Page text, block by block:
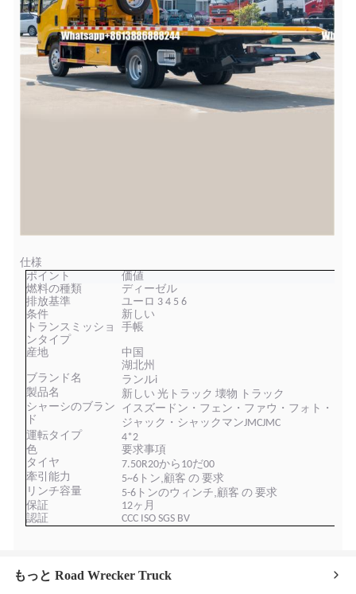
仕様
ポイント
価値
燃料の種類
ディーゼル
排放基準
ユーロ 3 4 5 6
条件
新しい
トランスミッショ
ンタイプ
手帳
産地
中国
湖北州
ブランド名
ランルi
製品名
新しい 光 トラック 壊物 トラック
シャーシのブラン
ド
イスズー ドン・フェン・ファウ・フォト・
ジャック・シャックマンJMCJMC
運転タイプ
4*2
色
要求事項
タイヤ
7.50R20から10だ00
牽引能力
5~6トン 顧客 の 要求
リンチ容量
5-6トンのウィンチ 顧客 の 要求
保証
12ヶ月
認証
CCC ISO SGS BV
もっと Road Wrecker Truck